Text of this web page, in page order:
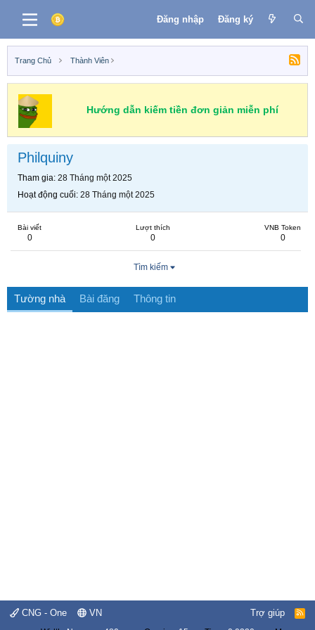
Đăng nhập Đăng ký
Trang Chủ Thành Viên
Hướng dẫn kiếm tiền đơn giản miễn phí
Philquiny
Tham gia 28 Tháng một 2025
Hoạt động cuối 28 Tháng một 2025
Bài viết
0
Lượt thích
0
VNB Token
0
Tìm kiếm
Tường nhà Bài đăng Thông tin
CNG - One VN Trợ giúp
R